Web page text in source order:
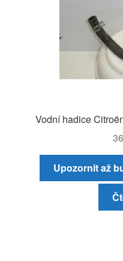
Vodní hadice
Upozornit až